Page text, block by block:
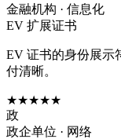
金融机构 · 信息化
EV 扩展证书
EV 证书的身份展示
付清晰。
★★★★★
政
政企单位 · 网络